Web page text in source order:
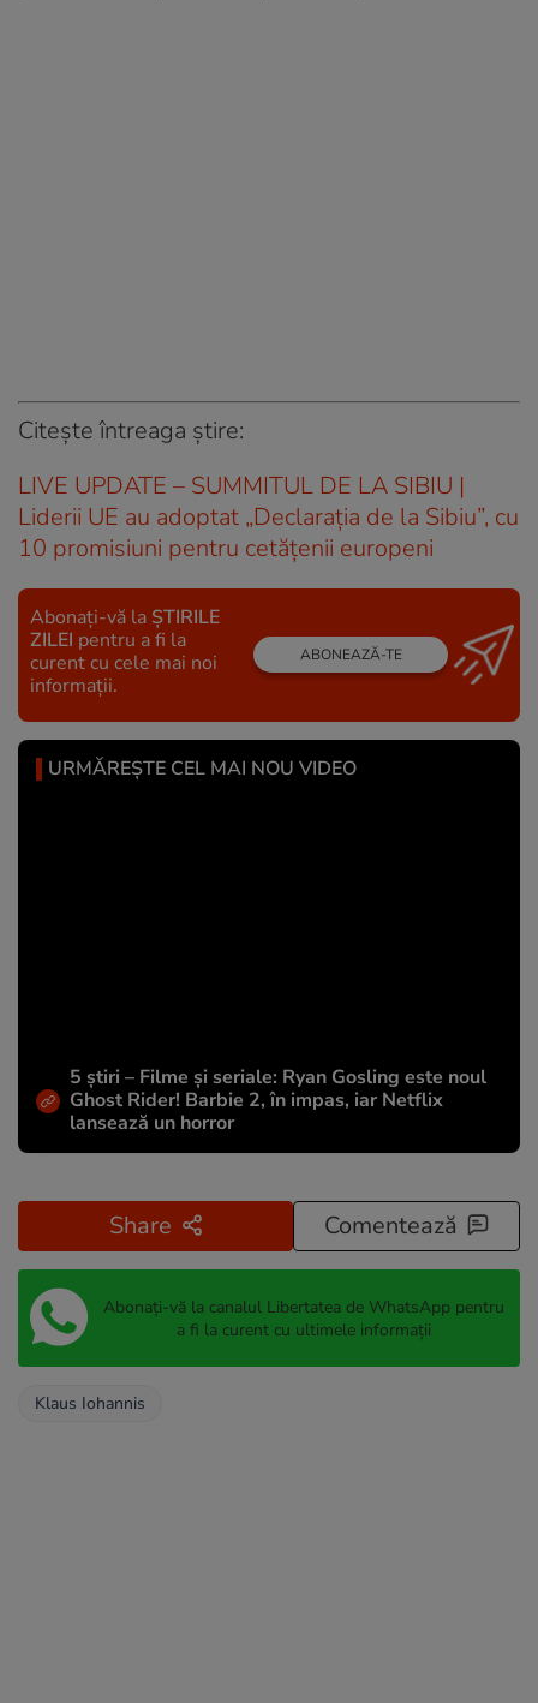
Citeşte întreaga ştire:
LIVE UPDATE – SUMMITUL DE LA SIBIU |
Liderii UE au adoptat „Declaraţia de la Sibiu”, cu
10 promisiuni pentru cetăţenii europeni
Abonați-vă la ȘTIRILE
ZILEI pentru a fi la
curent cu cele mai noi
informații.
ABONEAZĂ-TE
URMĂREȘTE CEL MAI NOU VIDEO
5 știri – Filme și seriale: Ryan Gosling este noul
Ghost Rider! Barbie 2, în impas, iar Netflix
lansează un horror
Share Comentează
Abonați-vă la canalul Libertatea de WhatsApp pentru
a fi la curent cu ultimele informații
Klaus Iohannis